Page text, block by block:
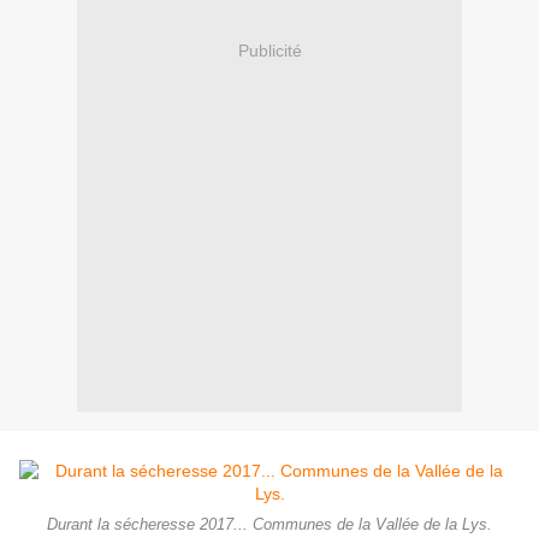
Publicité
Durant la sécheresse 2017... Communes de la Vallée de la Lys.